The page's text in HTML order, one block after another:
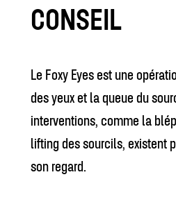
CONSEIL
Le Foxy Eyes est une
des yeux et la queue du
interventions, comme la
lifting des sourcils, existent
son regard.